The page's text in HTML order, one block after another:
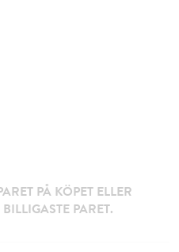
PÅ KÖPET ELLER
PARET.